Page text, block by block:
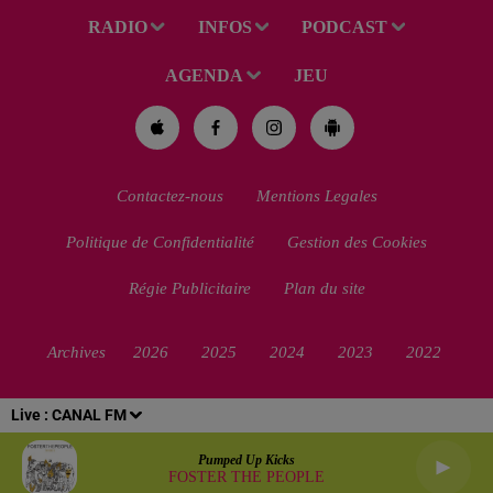
Live : CANAL FM
Pumped Up Kicks
FOSTER THE PEOPLE
RADIO INFOS PODCAST
AGENDA JEU
Contactez-nous Mentions Legales
Politique de Confidentialité Gestion des Cookies
Régie Publicitaire Plan du site
Archives 2026 2025 2024 2023 2022